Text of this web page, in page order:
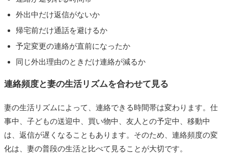
外出中だけ返信がないか
帰宅前だけ通話を避けるか
予定変更の連絡が直前になったか
同じ外出理由のときだけ連絡が減るか
連絡頻度と妻の生活リズムを合わせて見る
妻の生活リズムによって、連絡できる時間帯は変わります。仕
事中、子どもの送迎中、買い物中、友人との予定中、移動中
は、返信が遅くなることもあります。そのため、連絡頻度の変
化は、妻の普段の生活と比べて見ることが大切です。